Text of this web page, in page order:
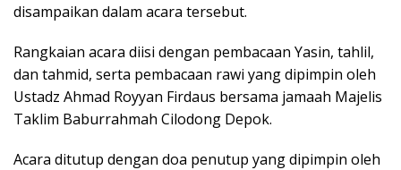
disampaikan dalam acara tersebut.
Rangkaian acara diisi dengan pembacaan Yasin, tahlil,
dan tahmid, serta pembacaan rawi yang dipimpin oleh
Ustadz Ahmad Royyan Firdaus bersama jamaah Majelis
Taklim Baburrahmah Cilodong Depok.
Acara ditutup dengan doa penutup yang dipimpin oleh